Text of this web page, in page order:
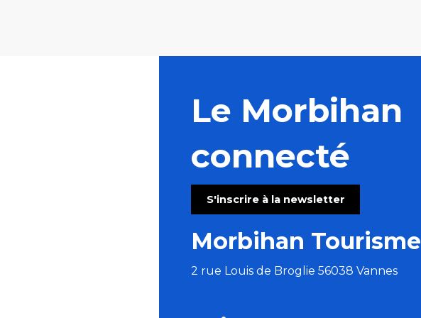
Le Morbihan
connecté
S'inscrire à la newsletter
Morbihan Tourisme
2 rue Louis de Broglie 56038 Vannes